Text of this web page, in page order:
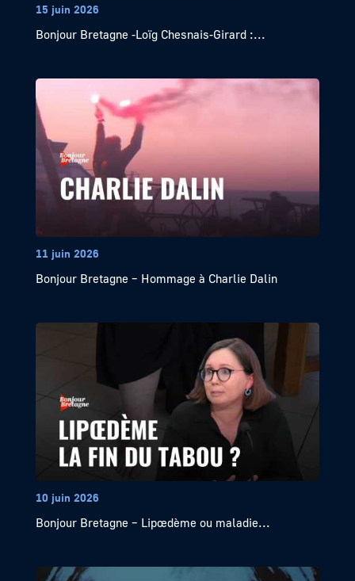
15 juin 2026
Bonjour Bretagne -Loïg Chesnais-Girard :...
11 juin 2026
Bonjour Bretagne – Hommage à Charlie Dalin
10 juin 2026
Bonjour Bretagne – Lipœdème ou maladie...